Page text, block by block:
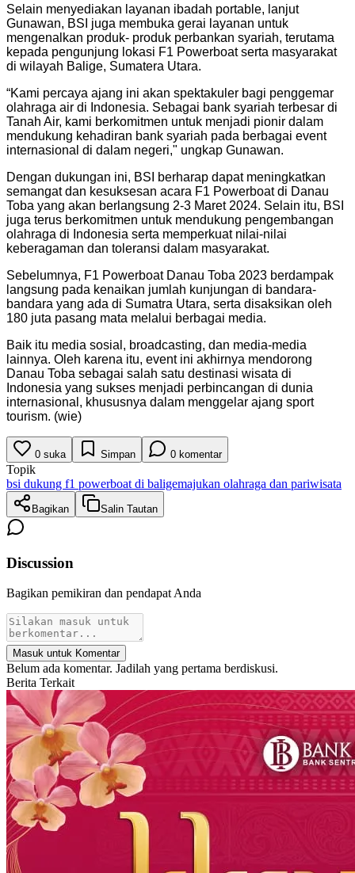
Selain menyediakan layanan ibadah portable, lanjut
Gunawan, BSI juga membuka gerai layanan untuk
mengenalkan produk- produk perbankan syariah, terutama
kepada pengunjung lokasi F1 Powerboat serta masyarakat
di wilayah Balige, Sumatera Utara.
“Kami percaya ajang ini akan spektakuler bagi penggemar
olahraga air di Indonesia. Sebagai bank syariah terbesar di
Tanah Air, kami berkomitmen untuk menjadi pionir dalam
mendukung kehadiran bank syariah pada berbagai event
internasional di dalam negeri," ungkap Gunawan.
Dengan dukungan ini, BSI berharap dapat meningkatkan
semangat dan kesuksesan acara F1 Powerboat di Danau
Toba yang akan berlangsung 2-3 Maret 2024. Selain itu, BSI
juga terus berkomitmen untuk mendukung pengembangan
olahraga di Indonesia serta memperkuat nilai-nilai
keberagaman dan toleransi dalam masyarakat.
Sebelumnya, F1 Powerboat Danau Toba 2023 berdampak
langsung pada kenaikan jumlah kunjungan di bandara-
bandara yang ada di Sumatra Utara, serta disaksikan oleh
180 juta pasang mata melalui berbagai media.
Baik itu media sosial, broadcasting, dan media-media
lainnya. Oleh karena itu, event ini akhirnya mendorong
Danau Toba sebagai salah satu destinasi wisata di
Indonesia yang sukses menjadi perbincangan di dunia
internasional, khususnya dalam menggelar ajang sport
tourism. (wie)
0 suka Simpan 0 komentar
Topik
bsi dukung f1 powerboat di baligemajukan olahraga dan pariwisata
Bagikan Salin Tautan
Discussion
Bagikan pemikiran dan pendapat Anda
Masuk untuk Komentar
Belum ada komentar. Jadilah yang pertama berdiskusi.
Berita Terkait